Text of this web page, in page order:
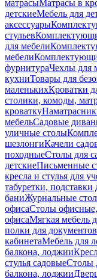
матрасыМатрасы в
детскиеМебель для
аксессуары
стульев
для мебели
мебели
фурнитураЧехлы для
кухниТовары для
маленькихКроватки
столики, комоды,
кроватку
мебельСадовые
уличные столы
шезлонгиКачели
походныеСтолы для
детскиеПисьменные
кресла и стулья для
табуретки, подставки
баниЖурнальные
офисаСтолы
офисаМягкая мебель
полки для документов
кабинетаМебель для
балкона, лоджии
стулья садовыеСтолы
балкона, лоджии